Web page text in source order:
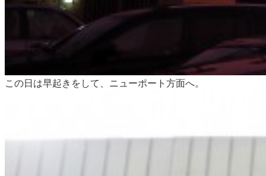
この日は早起きをして、ニューポート方面へ。